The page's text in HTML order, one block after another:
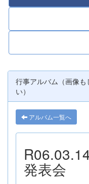
行事アルバム（画像
い）
アルバム一覧へ
発表会